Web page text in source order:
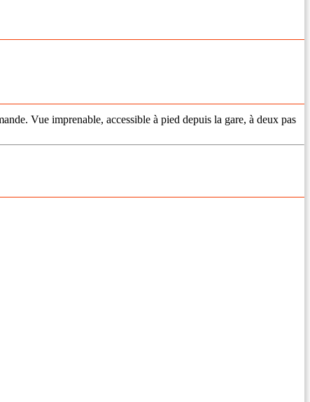
Vue imprenable, accessible à pied depuis la gare, à deux pas